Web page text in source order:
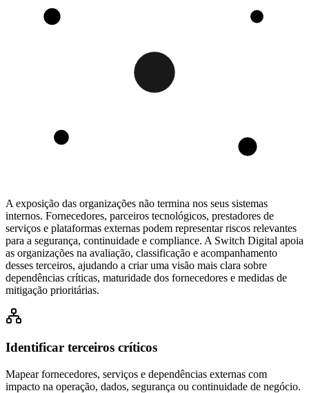
A exposição das organizações não termina nos seus sistemas
internos. Fornecedores, parceiros tecnológicos, prestadores de
serviços e plataformas externas podem representar riscos relevantes
para a segurança, continuidade e compliance. A Switch Digital apoia
as organizações na avaliação, classificação e acompanhamento
desses terceiros, ajudando a criar uma visão mais clara sobre
dependências críticas, maturidade dos fornecedores e medidas de
mitigação prioritárias.
Identificar terceiros críticos
Mapear fornecedores, serviços e dependências externas com
impacto na operação, dados, segurança ou continuidade de negócio.